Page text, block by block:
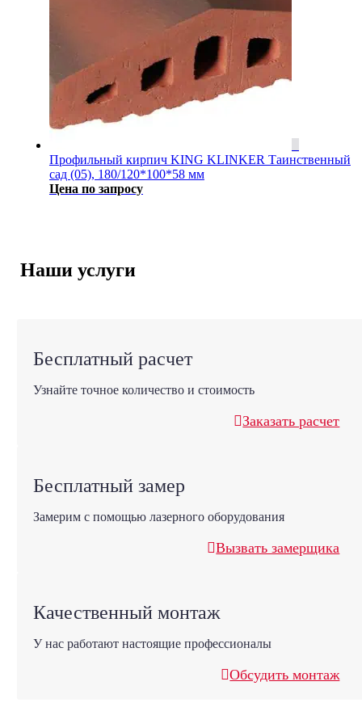
Профильный кирпич KING KLINKER Таинственный
сад (05), 180/120*100*58 мм
Цена по запросу
Наши услуги
Бесплатный расчет
Узнайте точное количество и стоимость
Заказать расчет
Бесплатный замер
Замерим с помощью лазерного оборудования
Вызвать замерщика
Качественный монтаж
У нас работают настоящие профессионалы
Обсудить монтаж